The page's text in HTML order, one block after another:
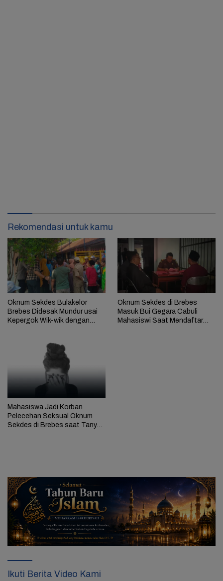
Rekomendasi untuk kamu
Oknum Sekdes Bulakelor
Brebes Didesak Mundur usai
Kepergok Wik-wik dengan
Oknum Sekdes di Brebes
Masuk Bui Gegara Cabuli
Mahasiswi Saat Mendaftar
Mahasiswa Jadi Korban
Pelecehan Seksual Oknum
Sekdes di Brebes saat Tanya
Ikuti Berita Video Kami